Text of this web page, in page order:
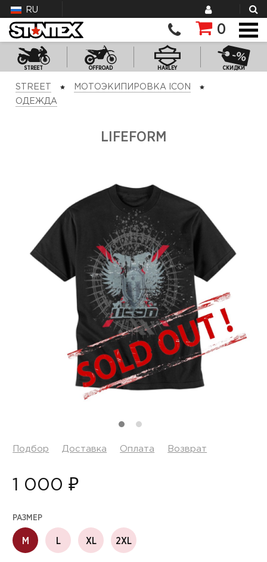
RU
0
STREET OFFROAD HARLEY СКИДКИ
STREET
МОТОЭКИПИРОВКА ICON
ОДЕЖДА
LIFEFORM
Подбор Доставка Оплата Возврат
1 000 ₽
РАЗМЕР
M L XL 2XL